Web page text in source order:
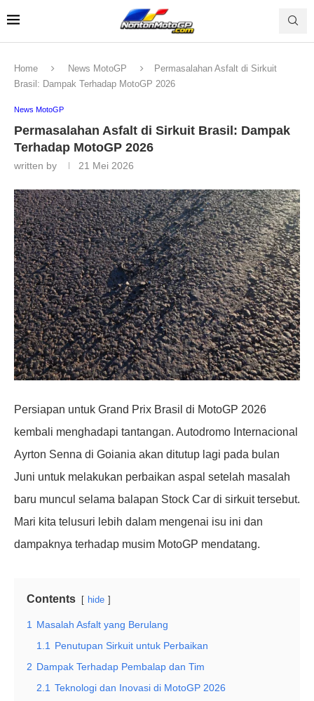
Home News MotoGP
Permasalahan Asfalt di Sirkuit
Brasil: Dampak Terhadap MotoGP 2026
News MotoGP
Permasalahan Asfalt di Sirkuit Brasil: Dampak
Terhadap MotoGP 2026
written by 21 Mei 2026
Persiapan untuk Grand Prix Brasil di MotoGP 2026
kembali menghadapi tantangan. Autodromo Internacional
Ayrton Senna di Goiania akan ditutup lagi pada bulan
Juni untuk melakukan perbaikan aspal setelah masalah
baru muncul selama balapan Stock Car di sirkuit tersebut.
Mari kita telusuri lebih dalam mengenai isu ini dan
dampaknya terhadap musim MotoGP mendatang.
Contents hide
1
Masalah Asfalt yang Berulang
1.1
Penutupan Sirkuit untuk Perbaikan
2 Dampak Terhadap Pembalap dan Tim
2.1 Teknologi dan Inovasi di MotoGP 2026